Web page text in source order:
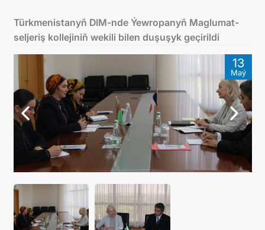
TÜRKMENISTAN
KONSULLYK HYZMATLARY
DIM
KABUL EDILIŞIK
ARAGATNAŞYK
RESMINAMALAR
Türkmenistanyň DIM-nde Ýewropanyň Maglumat-
seljeriş kollejiniň wekili bilen duşuşyk geçirildi
13
Maý